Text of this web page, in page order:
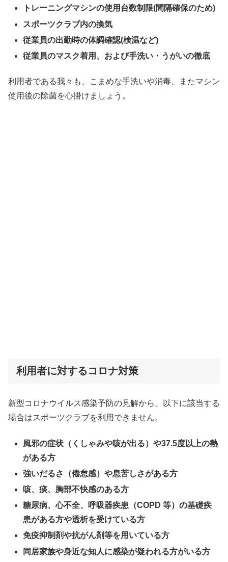
トレーニングマシンの使用台数制限(間隔確保のため)
スポーツクラブ内の換気
従業員の出勤時の体調確認(検温など)
従業員のマスク着用、および手洗い・うがいの徹底
利用者である我々も、こまめな手洗いや消毒、またマシン
使用後の除菌を心掛けましょう。
利用者に対するコロナ対策
新型コロナウイルス感染予防の見解から、以下に該当する
場合はスポーツクラブを利用できません。
風邪の症状（くしゃみや咳が出る）や37.5度以上の熱
がある方
強いだるさ（倦怠感）や息苦しさがある方
咳、痰、胸部不快感のある方
糖尿病、心不全、呼吸器疾患（COPD 等）の基礎疾
患がある方や透析を受けている方
免疫抑制剤や抗がん剤等を用いている方
同居家族や身近な知人に感染が疑われる方がいる方